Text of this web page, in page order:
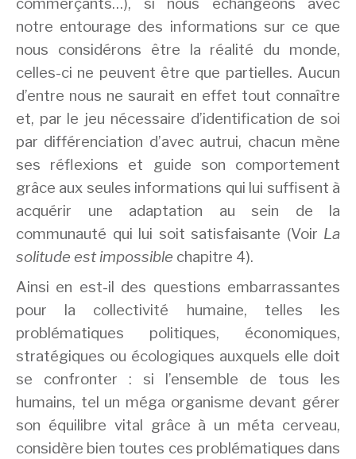
notre entourage des informations sur ce que
nous considérons être la réalité du monde,
celles-ci ne peuvent être que partielles. Aucun
d’entre nous ne saurait en effet tout connaître
et, par le jeu nécessaire d’identification de soi
par différenciation d’avec autrui, chacun mène
ses réflexions et guide son comportement
grâce aux seules informations qui lui suffisent à
acquérir une adaptation au sein de la
communauté qui lui soit satisfaisante (Voir La
solitude est impossible chapitre 4).
Ainsi en est-il des questions embarrassantes
pour la collectivité humaine, telles les
problématiques politiques, économiques,
stratégiques ou écologiques auxquels elle doit
se confronter : si l’ensemble de tous les
humains, tel un méga organisme devant gérer
son équilibre vital grâce à un méta cerveau,
considère bien toutes ces problématiques dans